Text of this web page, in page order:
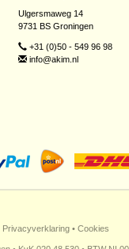
Ulgersmaweg 14
9731 BS Groningen
+31 (0)50 - 549 96 98
info@akim.nl
Privacyverklaring • Cookies